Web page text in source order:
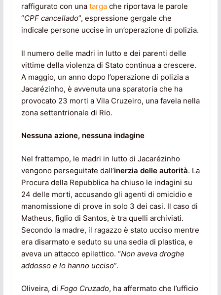
raffigurato con una targache riportava le parole
“CPF cancellado”, espressione gergale che
indicale persone uccise in un’operazione di polizia.
Il numero delle madri in lutto e dei parenti delle
vittime della violenza di Stato continua a crescere.
A maggio, un anno dopo l’operazione di polizia a
Jacarézinho, è avvenuta una sparatoria che ha
provocato 23 morti a Vila Cruzeiro, una favela nella
zona settentrionale di Rio.
Nessuna azione, nessuna indagine
Nel frattempo, le madri in lutto di Jacarézinho
vengono perseguitate dall’inerzia delle autorità. La
Procura della Repubblica ha chiuso le indagini su
24 delle morti, accusando gli agenti di omicidio e
manomissione di prove in solo 3 dei casi. Il caso di
Matheus, figlio di Santos, è tra quelli archiviati.
Secondo la madre, il ragazzo è stato ucciso mentre
era disarmato e seduto su una sedia di plastica, e
aveva un attacco epilettico. “Non aveva droghe
addosso e lo hanno ucciso”.
Oliveira, di Fogo Cruzado, ha affermato che l’ufficio